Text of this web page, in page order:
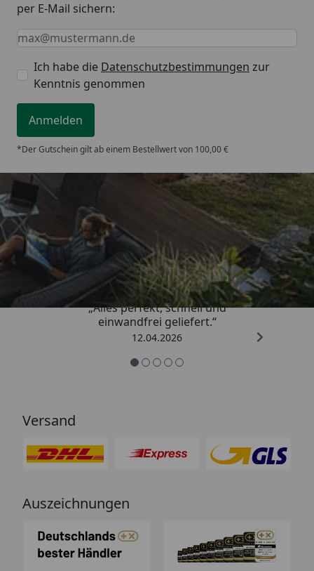
per E-Mail sichern:
Keine Eingabe erforderlich
Eingabe erforderlich
E-Mail *
Ich habe die Datenschutzbestimmungen zur
Kenntnis genommen
Anmelden
*Der Gutschein gilt ab einem Bestellwert von 100,00 €
Trusted Shops
5,00/ 5
„Alles perfekt, schnell und
einwandfrei geliefert.“
12.04.2026
Versand
Auszeichnungen